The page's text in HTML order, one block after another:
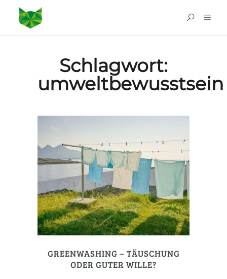
Schlagwort:
umweltbewusstsein
GREENWASHING – TÄUSCHUNG
ODER GUTER WILLE?